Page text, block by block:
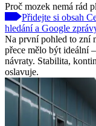
Proč mozek nemá rád
Přidejte si obsah
hledání a Google
Na první pohled to zní
přece mělo být ideální
návraty. Stabilita,
oslavuje.